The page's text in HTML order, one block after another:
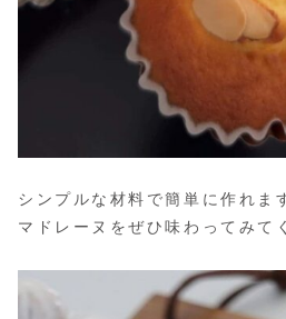
シンプルな材料で簡単に作れま
マドレーヌをぜひ味わってみて